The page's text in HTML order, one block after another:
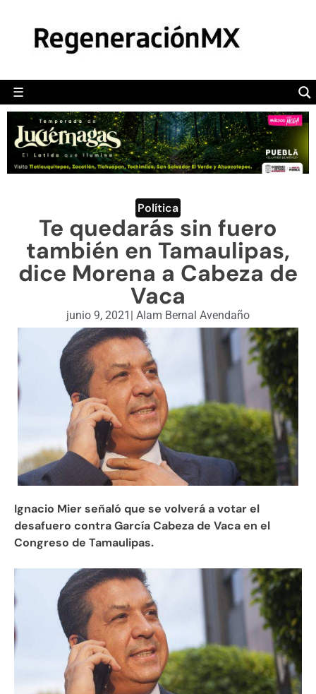
☰
POLÍTICA
CAMALEÓN
OPINIÓN
DEPORTES
ENGLISH SECTION
VIDEOS
Política
Te quedarás sin fuero
también en Tamaulipas,
dice Morena a Cabeza de
Vaca
junio 9, 2021 | Alam Bernal Avendaño
Ignacio Mier señaló que se volverá a votar el
desafuero contra García Cabeza de Vaca en el
Congreso de Tamaulipas.